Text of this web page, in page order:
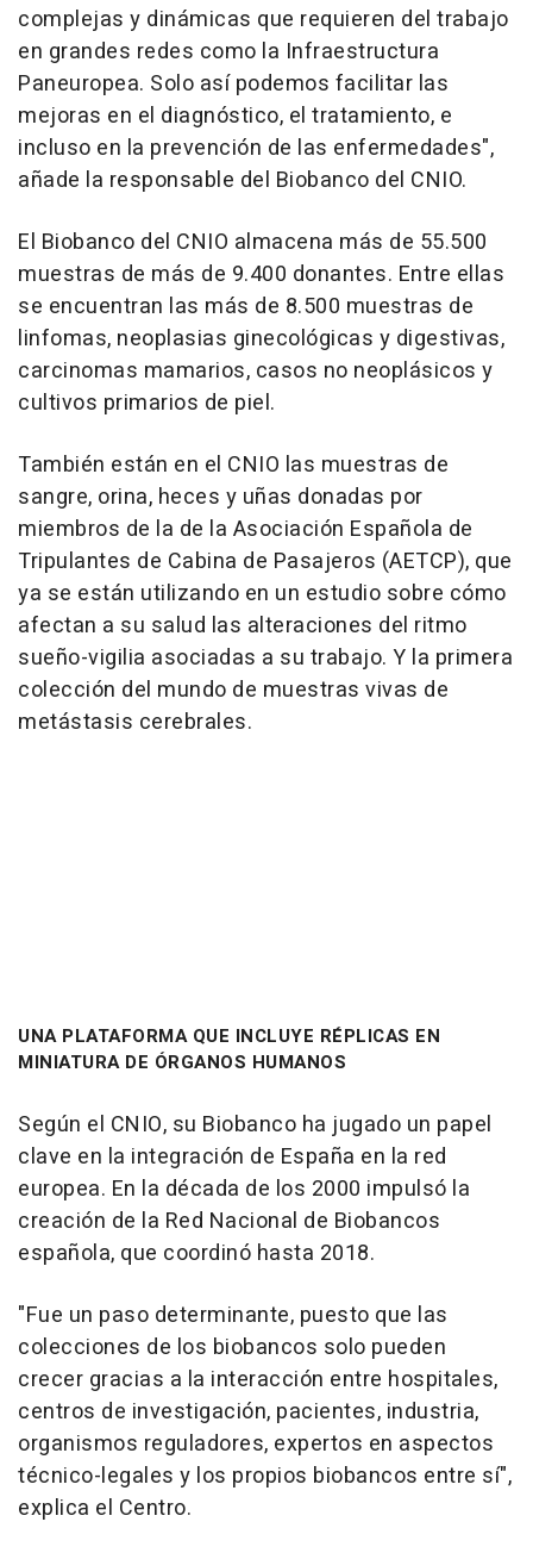
complejas y dinámicas que requieren del trabajo
en grandes redes como la Infraestructura
Paneuropea. Solo así podemos facilitar las
mejoras en el diagnóstico, el tratamiento, e
incluso en la prevención de las enfermedades",
añade la responsable del Biobanco del CNIO.
El Biobanco del CNIO almacena más de 55.500
muestras de más de 9.400 donantes. Entre ellas
se encuentran las más de 8.500 muestras de
linfomas, neoplasias ginecológicas y digestivas,
carcinomas mamarios, casos no neoplásicos y
cultivos primarios de piel.
También están en el CNIO las muestras de
sangre, orina, heces y uñas donadas por
miembros de la de la Asociación Española de
Tripulantes de Cabina de Pasajeros (AETCP), que
ya se están utilizando en un estudio sobre cómo
afectan a su salud las alteraciones del ritmo
sueño-vigilia asociadas a su trabajo. Y la primera
colección del mundo de muestras vivas de
metástasis cerebrales.
UNA PLATAFORMA QUE INCLUYE RÉPLICAS EN
MINIATURA DE ÓRGANOS HUMANOS
Según el CNIO, su Biobanco ha jugado un papel
clave en la integración de España en la red
europea. En la década de los 2000 impulsó la
creación de la Red Nacional de Biobancos
española, que coordinó hasta 2018.
"Fue un paso determinante, puesto que las
colecciones de los biobancos solo pueden
crecer gracias a la interacción entre hospitales,
centros de investigación, pacientes, industria,
organismos reguladores, expertos en aspectos
técnico-legales y los propios biobancos entre sí",
explica el Centro.